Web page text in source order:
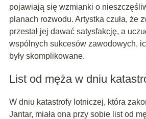
pojawiają się wzmianki o
planach rozwodu. Artystka czuła, że
przestał jej dawać satysfakcję, a
wspólnych sukcesów zawodowych,
były skomplikowane.
List od męża w dniu
W dniu katastrofy lotniczej, która
Jantar, miała ona przy sobie list od